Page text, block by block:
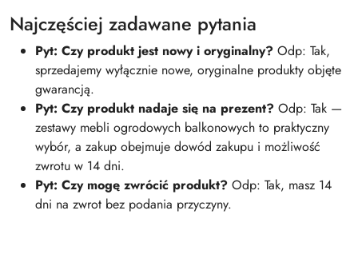
Najczęściej zadawane pytania
Pyt: Czy produkt jest nowy i oryginalny? Odp: Tak,
sprzedajemy wyłącznie nowe, oryginalne produkty objęte
gwarancją.
Pyt: Czy produkt nadaje się na prezent? Odp: Tak —
zestawy mebli ogrodowych balkonowych to praktyczny
wybór, a zakup obejmuje dowód zakupu i możliwość
zwrotu w 14 dni.
Pyt: Czy mogę zwrócić produkt? Odp: Tak, masz 14
dni na zwrot bez podania przyczyny.